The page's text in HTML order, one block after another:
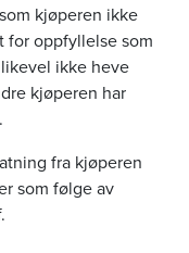
kjøperen ikke
for oppfyllelse som
ikke heve
kjøperen har
fra kjøperen
som følge av